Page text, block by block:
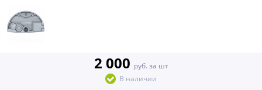
2 000 руб. за шт
В наличии